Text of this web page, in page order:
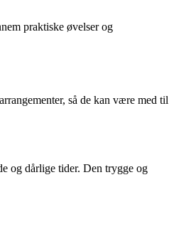
praktiske øvelser og
så de kan være med til
og dårlige tider. Den trygge og